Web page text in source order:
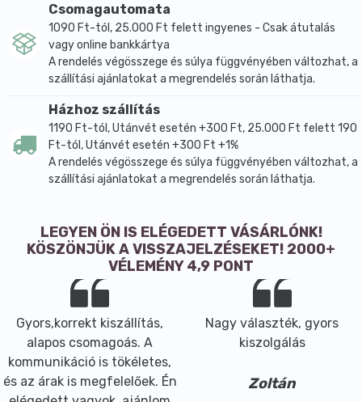
Csomagautomata
1090 Ft-tól, 25.000 Ft felett ingyenes - Csak átutalás
vagy online bankkártya
A rendelés végösszege és súlya függvényében változhat, a
szállítási ajánlatokat a megrendelés során láthatja.
Házhoz szállítás
1190 Ft-tól, Utánvét esetén +300 Ft, 25.000 Ft felett 190
Ft-tól, Utánvét esetén +300 Ft +1%
A rendelés végösszege és súlya függvényében változhat, a
szállítási ajánlatokat a megrendelés során láthatja.
LEGYEN ÖN IS ELÉGEDETT VÁSÁRLÓNK!
KÖSZÖNJÜK A VISSZAJELZÉSEKET! 2000+
VÉLEMÉNY 4,9 PONT
Gyors,korrekt kiszállítás,
alapos csomagoás. A
kommunikáció is tökéletes,
és az árak is megfelelőek. Én
Nagy választék, gyors
kiszolgálás
Zoltán